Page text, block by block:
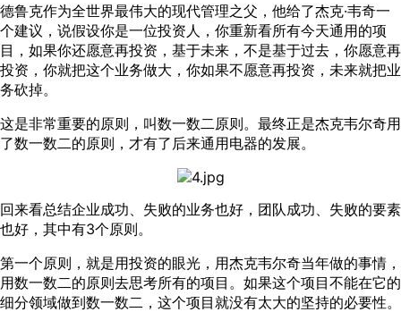
德鲁克作为全世界最伟大的现代管理之父，他给了杰克·韦奇一
个建议，说假设你是一位投资人，你重新看所有今天通用的项
目，如果你还愿意再投资，基于未来，不是基于过去，你愿意再
投资，你就把这个业务做大，你如果不愿意再投资，未来就把业
务砍掉。
这是非常重要的原则，叫数一数二原则。最终正是杰克韦尔奇用
了数一数二的原则，才有了后来通用电器的发展。
回来看总结企业成功、失败的业务也好，团队成功、失败的要素
也好，其中有3个原则。
第一个原则，就是用投资的眼光，用杰克韦尔奇当年做的事情，
用数一数二的原则去思考所有的项目。如果这个项目不能在它的
细分领域做到数一数二，这个项目就没有太大的坚持的必要性。